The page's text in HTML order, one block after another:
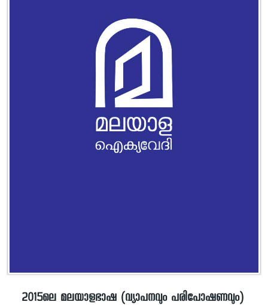
2015ലെ മലയാളഭാഷ (വ്യാപനവും പരിപോഷണവും)